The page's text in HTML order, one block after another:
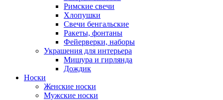
Римские свечи
Хлопушки
Свечи бенгальские
Ракеты, фонтаны
Фейерверки, наборы
Украшения для интерьера
Мишура и гирлянда
Дождик
Носки
Женские носки
Мужские носки